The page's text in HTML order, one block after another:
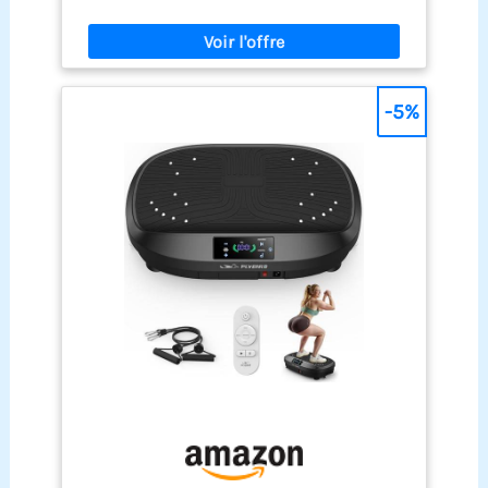
avec une télécommande, 2 bandes de résistance
et manuel détaillé. CONFORT ET SÉCURITÉ
GARANTIS - Dripex plateforme vibrante perte de
poids est fabriqué par un coque ABS ergonomique
améliorée pour plus de durabilité et de stabilité,
la limite de poids est de 150 kg. 4 ventouses
antidérapantes pour la sécurité et il n'y a presque
pas de bruit pendant le fonctionnement de la
plaque vibrante, ce qui vous permet de vous
entraîner confortablement.
en seulement 10 minutes. Cette sollicitation
intense favorise la réponse métabolique naturelle
de votre corps tout en aidant à tonifier les jambes,
la sangle abdominale et les fessiers. Idéale pour
résultats rapides et visibles 【Grande Plateforme
Antidérapante et Support Robuste】La surface de
plaque vibrante (par exemple 48 x 32 cm)
s'adapte à toutes les tailles de pieds et positions.
Conçue avec un cadre renforcé supportant les
utilisateurs jusqu'à 130 kg / 330 lb, cette machine
permet aux personnes plus lourdes de s'entraîner
en toute sécurité et confortablement, sans
vacillement ni risque d'endommager l'appareil
【Massage Silencieux des Pieds pour Soutenir la
Fonction Lymphatique】Profitez d’un massage
apaisant des pieds pendant votre entraînement.
La plateforme vibrante perte de poids Burever est
d’acupression de la plante des pieds, ce qui peut
favoriser la circulation sanguine et soutenir le
-5%